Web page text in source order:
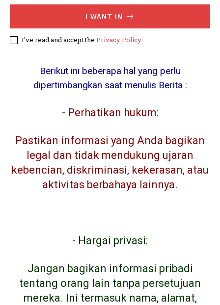
I WANT IN
I've read and accept the Privacy Policy.
Berikut ini beberapa hal yang perlu
dipertimbangkan saat menulis Berita :
- Perhatikan hukum:
Pastikan informasi yang Anda bagikan
legal dan tidak mendukung ujaran
kebencian, diskriminasi, kekerasan, atau
aktivitas berbahaya lainnya.
- Hargai privasi:
Jangan bagikan informasi pribadi
tentang orang lain tanpa persetujuan
mereka. Ini termasuk nama, alamat,